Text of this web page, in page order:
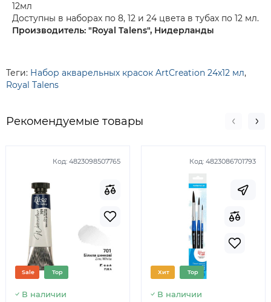
12мл
Доступны в наборах по 8, 12 и 24 цвета в тубах по 12 мл.
Производитель: "Royal Talens", Нидерланды
Теги: Набор акварельных красок ArtCreation 24х12 мл,
Royal Talens
Рекомендуемые товары
Код: 4823098507765
Sale Top
В наличии
Код: 4823086701793
Хит Top
В наличии